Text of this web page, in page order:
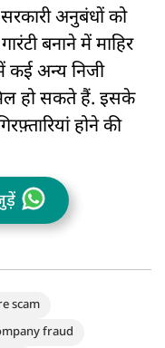
अनुबंधों को
बनाने में माहिर
कई अन्य निजी
हो सकते हैं. इसके
होने की
scam
fraud